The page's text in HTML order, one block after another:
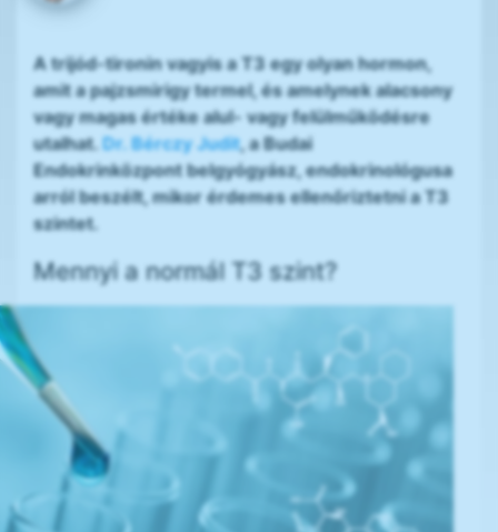
A trijód-tironin vagyis a T3 egy olyan hormon,
amit a pajzsmirigy termel, és amelynek alacsony
vagy magas értéke alul- vagy felülműködésre
utalhat. Dr. Bérczy Judit, a Budai
Endokrinközpont belgyógyász, endokrinológusa
arról beszélt, mikor érdemes ellenőriztetni a T3
szintet.
Mennyi a normál T3 szint?